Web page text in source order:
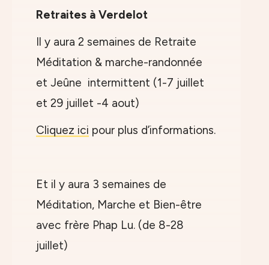
Retraites à Verdelot
Il y aura 2 semaines de Retraite
Méditation & marche-randonnée
et Jeûne intermittent (1-7 juillet
et 29 juillet -4 aout)
Cliquez ici pour plus d’informations.
Et il y aura 3 semaines de
Méditation, Marche et Bien-être
avec frère Phap Lu. (de 8-28
juillet)